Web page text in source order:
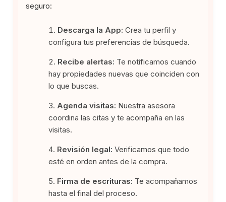
seguro:
Descarga la App: Crea tu perfil y
configura tus preferencias de búsqueda.
Recibe alertas: Te notificamos cuando
hay propiedades nuevas que coinciden con
lo que buscas.
Agenda visitas: Nuestra asesora
coordina las citas y te acompaña en las
visitas.
Revisión legal: Verificamos que todo
esté en orden antes de la compra.
Firma de escrituras: Te acompañamos
hasta el final del proceso.